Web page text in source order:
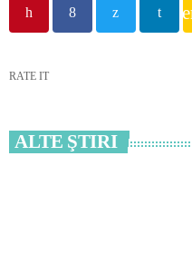
RATE IT
ALTE ŞTIRI